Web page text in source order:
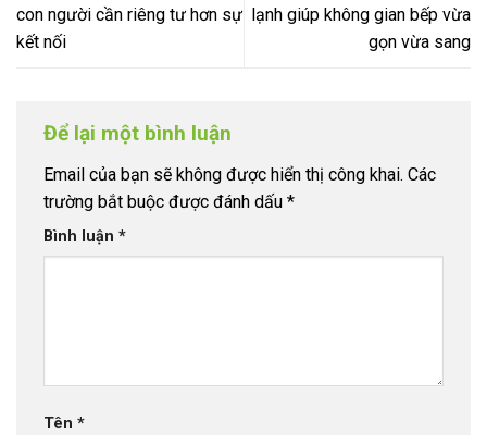
con người cần riêng tư hơn sự
kết nối
lạnh giúp không gian bếp vừa
gọn vừa sang
Để lại một bình luận
Email của bạn sẽ không được hiển thị công khai. Các
trường bắt buộc được đánh dấu *
Bình luận *
Tên *